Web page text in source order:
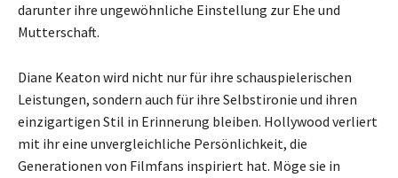
darunter ihre ungewöhnliche Einstellung zur Ehe und
Mutterschaft.
Diane Keaton wird nicht nur für ihre schauspielerischen
Leistungen, sondern auch für ihre Selbstironie und ihren
einzigartigen Stil in Erinnerung bleiben. Hollywood verliert
mit ihr eine unvergleichliche Persönlichkeit, die
Generationen von Filmfans inspiriert hat. Möge sie in